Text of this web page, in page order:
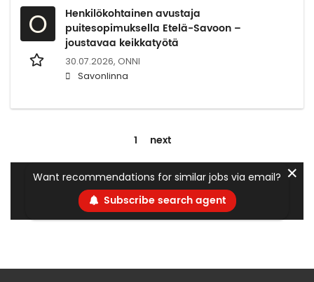
O
Henkilökohtainen avustaja
puitesopimuksella Etelä-Savoon –
joustavaa keikkatyötä
30.07.2026, ONNI
Savonlinna
1 next
Want recommendations for similar jobs via email?
Subscribe search agent
✕